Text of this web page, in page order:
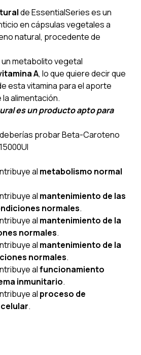
de EssentialSeries es un
en cápsulas vegetales a
natural, procedente de
metabolito vegetal
A, lo que quiere decir que
esta vitamina para el aporte
alimentación.
es un producto apto para
probar Beta-Caroteno
al metabolismo normal
al mantenimiento de las
normales.
al mantenimiento de la
normales.
al mantenimiento de la
normales.
alfuncionamiento
inmunitario.
al proceso de
.